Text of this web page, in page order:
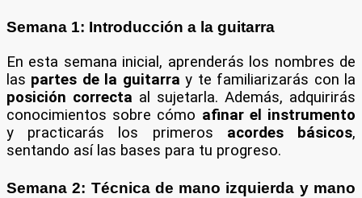
Semana 1: Introducción a la guitarra
En esta semana inicial, aprenderás los nombres de
las partes de la guitarra y te familiarizarás con la
posición correcta al sujetarla. Además, adquirirás
conocimientos sobre cómo afinar el instrumento
y practicarás los primeros acordes básicos,
sentando así las bases para tu progreso.
Semana 2: Técnica de mano izquierda y mano